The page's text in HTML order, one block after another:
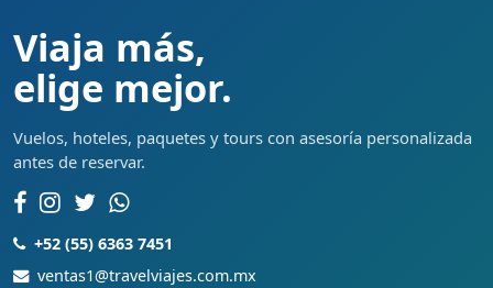
Viaja más,
elige mejor.
Vuelos, hoteles, paquetes y tours con asesoría personalizada
antes de reservar.
+52 (55) 6363 7451
ventas1@travelviajes.com.mx